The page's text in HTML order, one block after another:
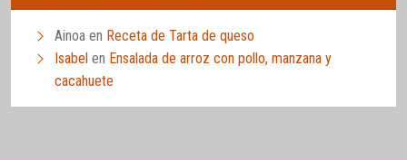
Ainoa en Receta de Tarta de queso
Isabel en Ensalada de arroz con pollo, manzana y
cacahuete